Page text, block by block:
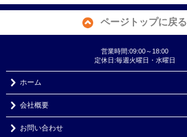
ページトップに戻る
営業時間:09:00～18:00
定休日:毎週火曜日・水曜日
ホーム
会社概要
お問い合わせ